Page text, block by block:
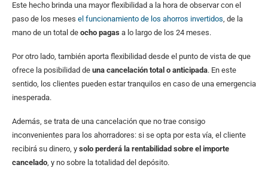
Este hecho brinda una mayor flexibilidad a la hora de observar con el
paso de los meses el funcionamiento de los ahorros invertidos, de la
mano de un total de ocho pagas a lo largo de los 24 meses.
Por otro lado, también aporta flexibilidad desde el punto de vista de que
ofrece la posibilidad de una cancelación total o anticipada. En este
sentido, los clientes pueden estar tranquilos en caso de una emergencia
inesperada.
Además, se trata de una cancelación que no trae consigo
inconvenientes para los ahorradores: si se opta por esta vía, el cliente
recibirá su dinero, y solo perderá la rentabilidad sobre el importe
cancelado, y no sobre la totalidad del depósito.